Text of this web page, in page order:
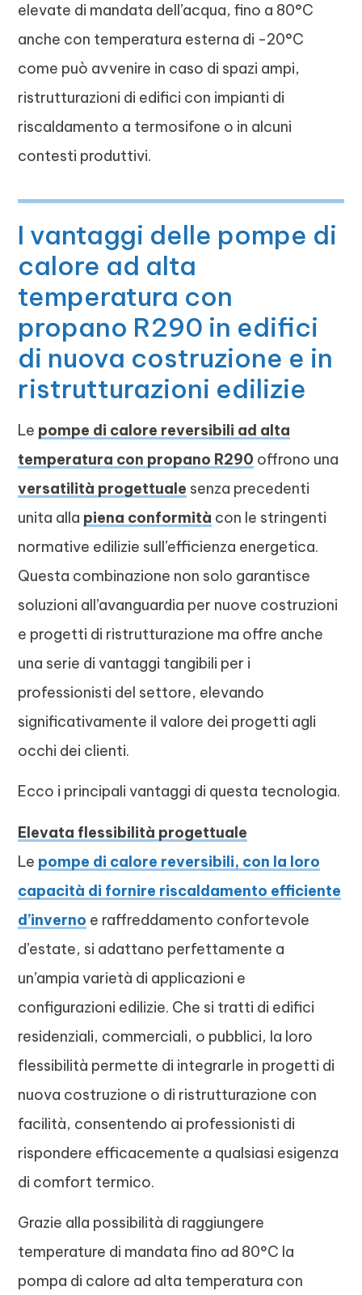
elevate di mandata dell’acqua, fino a 80°C
anche con temperatura esterna di -20°C
come può avvenire in caso di spazi ampi,
ristrutturazioni di edifici con impianti di
riscaldamento a termosifone o in alcuni
contesti produttivi.
I vantaggi delle pompe di
calore ad alta
temperatura con
propano R290 in edifici
di nuova costruzione e in
ristrutturazioni edilizie
Le pompe di calore reversibili ad alta
temperatura con propano R290 offrono una
versatilità progettuale senza precedenti
unita alla piena conformità con le stringenti
normative edilizie sull’efficienza energetica.
Questa combinazione non solo garantisce
soluzioni all’avanguardia per nuove costruzioni
e progetti di ristrutturazione ma offre anche
una serie di vantaggi tangibili per i
professionisti del settore, elevando
significativamente il valore dei progetti agli
occhi dei clienti.
Ecco i principali vantaggi di questa tecnologia.
Elevata flessibilità progettuale
Le pompe di calore reversibili, con la loro
capacità di fornire riscaldamento efficiente
d’inverno e raffreddamento confortevole
d’estate, si adattano perfettamente a
un’ampia varietà di applicazioni e
configurazioni edilizie. Che si tratti di edifici
residenziali, commerciali, o pubblici, la loro
flessibilità permette di integrarle in progetti di
nuova costruzione o di ristrutturazione con
facilità, consentendo ai professionisti di
rispondere efficacemente a qualsiasi esigenza
di comfort termico.
Grazie alla possibilità di raggiungere
temperature di mandata fino ad 80°C la
pompa di calore ad alta temperatura con